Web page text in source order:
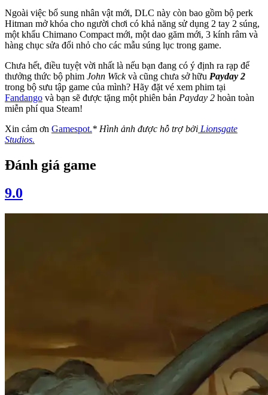
Ngoài việc bổ sung nhân vật mới, DLC này còn bao gồm bộ perk
Hitman mở khóa cho người chơi có khả năng sử dụng 2 tay 2 súng,
một khẩu Chimano Compact mới, một dao găm mới, 3 kính râm và
hàng chục sửa đổi nhỏ cho các mẫu súng lục trong game.
Chưa hết, điều tuyệt vời nhất là nếu bạn đang có ý định ra rạp để
thưởng thức bộ phim John Wickvà cũng chưa sở hữu Payday 2
trong bộ sưu tập game của mình? Hãy đặt vé xem phim tại
Fandango và bạn sẽ được tặng một phiên bản Payday 2 hoàn toàn
miễn phí qua Steam!
Xin cảm ơn Gamespot.* Hình ảnh được hỗ trợ bởi Lionsgate
Studios.
Đánh giá game
9.0